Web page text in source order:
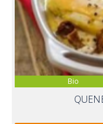
Bio